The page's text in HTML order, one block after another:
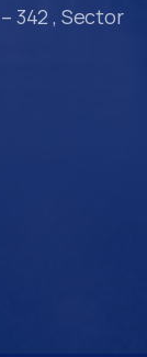
342 , Sector